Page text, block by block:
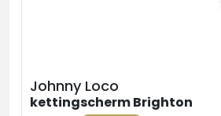
Johnny Loco
kettingscherm Brighton